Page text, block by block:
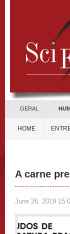
GERAL
HOME
A carne
June 26, 2019